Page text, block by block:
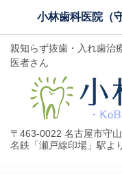
小林歯科医院（
親知らず抜歯・入れ歯治
医者さん
〒463-0022 名古屋市守
名鉄「瀬戸線印場」駅よ